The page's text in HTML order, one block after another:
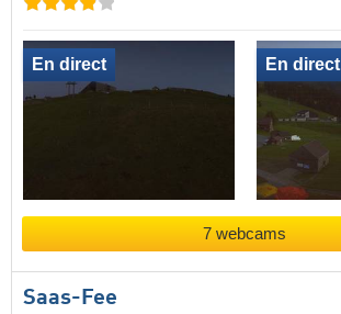
En direct En direct
7 webcams
Saas-Fee